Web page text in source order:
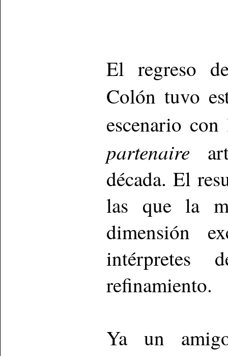
El regreso
Colón tuvo
escenario
partenaire
década. El
las que la
dimensión
intérpretes
refinamiento.
Ya un